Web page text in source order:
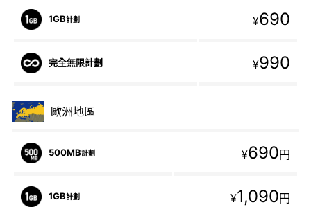
1GB計劃 ¥690
完全無限計劃 ¥990
歐洲地區
500MB計劃 ¥690円
1GB計劃 ¥1,090円